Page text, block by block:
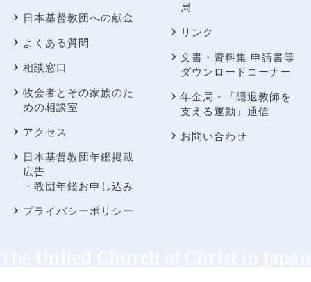
日本基督教団への献金
よくある質問
相談窓口
牧会者とその家族のた
めの相談室
アクセス
日本基督教団年鑑掲載
広告
・教団年鑑お申し込み
プライバシーポリシー
局
リンク
文書・資料集 申請書等
ダウンロードコーナー
年金局・
「隠退教師を
支える運動」通信
お問い合わせ